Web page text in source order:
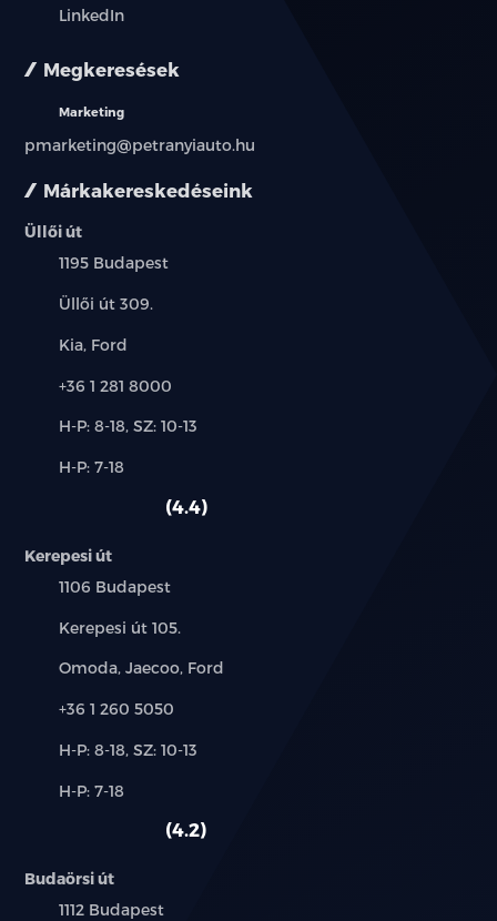
Márkakereskedéseink
Üllői út
Település:
1195 Budapest
Cím:
Üllői út 309.
Márkák:
Kia, Ford
Telefon:
+36 1 281 8000
Új-
használt
H-P: 8-18, SZ: 10-13
Alkatrész,
H-P: 7-18
4.4
Kerepesi út
Település:
1106 Budapest
Cím:
Kerepesi út 105.
Márkák:
Omoda, Jaecoo, Ford
Telefon:
+36 1 260 5050
Új-
használt
H-P: 8-18, SZ: 10-13
Alkatrész,
H-P: 7-18
4.2
Budaörsi út
Település:
1112 Budapest
LinkedIn
Megkeresések
Marketing
pmarketing@petranyiauto.hu